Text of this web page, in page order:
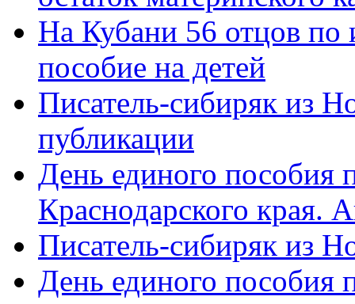
На Кубани 56 отцов по
пособие на детей
Писатель-сибиряк из
публикации
День единого пособия
Краснодарского края.
Писатель-сибиряк из
День единого пособия